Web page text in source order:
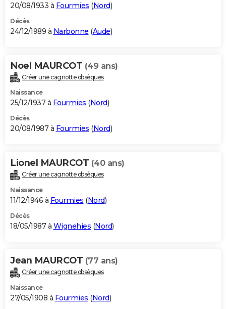
20/08/1933 à Fourmies (Nord)
Décès
24/12/1989 à Narbonne (Aude)
Noel MAURCOT (49 ans)
Créer une cagnotte obsèques
Naissance
25/12/1937 à Fourmies (Nord)
Décès
20/08/1987 à Fourmies (Nord)
Lionel MAURCOT (40 ans)
Créer une cagnotte obsèques
Naissance
11/12/1946 à Fourmies (Nord)
Décès
18/05/1987 à Wignehies (Nord)
Jean MAURCOT (77 ans)
Créer une cagnotte obsèques
Naissance
27/05/1908 à Fourmies (Nord)